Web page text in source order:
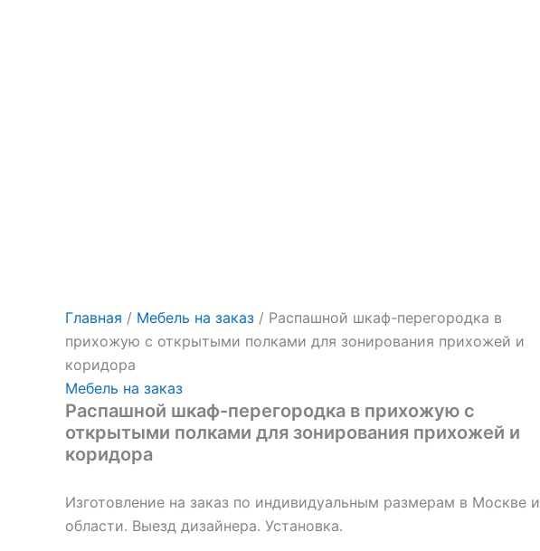
Главная / Мебель на заказ / Распашной шкаф-перегородка в
прихожую с открытыми полками для зонирования прихожей и
коридора
Мебель на заказ
Распашной шкаф-перегородка в прихожую с
открытыми полками для зонирования прихожей и
коридора
Изготовление на заказ по индивидуальным размерам в Москве и
области. Выезд дизайнера. Установка.